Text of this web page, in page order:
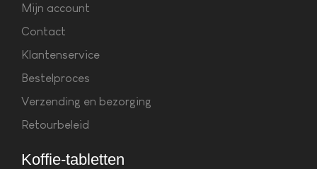
Mijn account
Contact
Klantenservice
Bestelproces
Verzending en bezorging
Retourbeleid
Koffie-tabletten